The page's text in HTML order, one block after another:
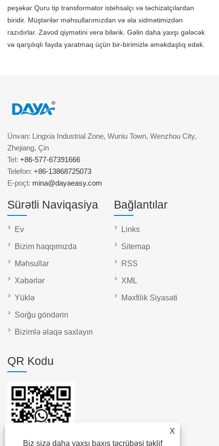
peşəkar Quru tip transformator istehsalçı və təchizatçılardan
biridir. Müştərilər məhsullarımızdan və əla xidmətimizdən
razıdırlar. Zavod qiymətini verə bilərik. Gəlin daha yaxşı gələcək
və qarşılıqlı fayda yaratmaq üçün bir-birimizlə əməkdaşlıq edək.
X
Biz sizə daha yaxşı baxış təcrübəsi təklif
Ünvan: Lingxia Industrial Zone, Wuniu Town, Wenzhou City,
Zhejiang, Çin
Tel: +86-577-67391666
Telefon: +86-13868725073
E-poçt: mina@dayaeasy.com
Sürətli Naviqasiya
Ev
Bizim haqqımızda
Məhsullar
Xəbərlər
Yüklə
Sorğu göndərin
Bizimlə əlaqə saxlayın
Bağlantılar
Links
Sitemap
RSS
XML
Məxfilik Siyasəti
QR Kodu